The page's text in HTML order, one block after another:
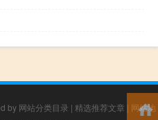
by 网站分类目录 | 精选推荐文章 | 网站地